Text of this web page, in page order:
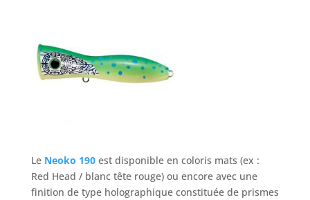
Le Neoko 190 est disponible en coloris mats (ex :
Red Head / blanc tête rouge) ou encore avec une
finition de type holographique constituée de prismes